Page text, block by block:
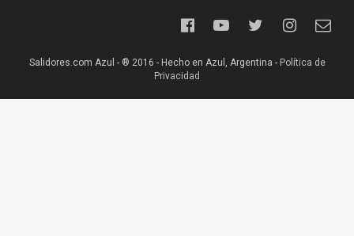
Salidores.com Azul - ® 2016 - Hecho en Azul, Argentina - Política de
Privacidad